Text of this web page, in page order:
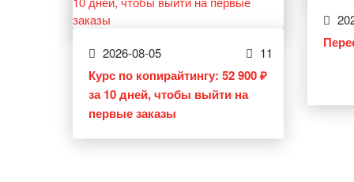
2026-08-05 11
Курс по копирайтингу: 52 900 ₽
за 10 дней, чтобы выйти на
первые заказы